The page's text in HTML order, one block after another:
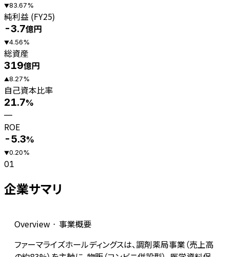
▼83.67%
純利益 (FY25)
-3.7億円
▼4.56%
総資産
319億円
▲8.27%
自己資本比率
21.7%
—
ROE
-5.3%
▼0.20%
01
企業サマリ
Overview · 事業概要
ファーマライズホールディングスは、調剤薬局事業（売上高